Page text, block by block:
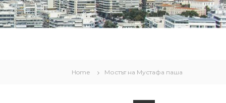
Home Мостът на Мустафа паша